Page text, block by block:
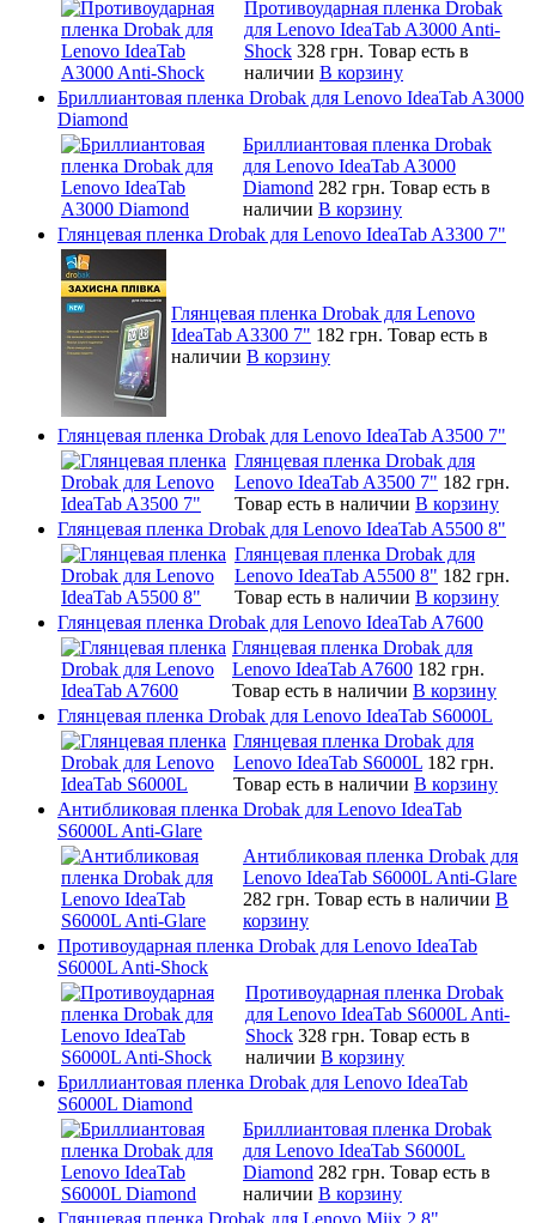
Противоударная пленка Drobak
для Lenovo IdeaTab A3000 Anti-
Shock 328 грн. Товар есть в
наличии В корзину
Бриллиантовая пленка Drobak для Lenovo IdeaTab A3000
Diamond
Бриллиантовая пленка Drobak
для Lenovo IdeaTab A3000
Diamond 282 грн. Товар есть в
наличии В корзину
Глянцевая пленка Drobak для Lenovo IdeaTab A3300 7"
Глянцевая пленка Drobak для Lenovo
IdeaTab A3300 7" 182 грн. Товар есть в
наличии В корзину
Глянцевая пленка Drobak для Lenovo IdeaTab A3500 7"
Глянцевая пленка Drobak для
Lenovo IdeaTab A3500 7" 182 грн.
Товар есть в наличии В корзину
Глянцевая пленка Drobak для Lenovo IdeaTab A5500 8"
Глянцевая пленка Drobak для
Lenovo IdeaTab A5500 8" 182 грн.
Товар есть в наличии В корзину
Глянцевая пленка Drobak для Lenovo IdeaTab A7600
Глянцевая пленка Drobak для
Lenovo IdeaTab A7600 182 грн.
Товар есть в наличии В корзину
Глянцевая пленка Drobak для Lenovo IdeaTab S6000L
Глянцевая пленка Drobak для
Lenovo IdeaTab S6000L 182 грн.
Товар есть в наличии В корзину
Антибликовая пленка Drobak для Lenovo IdeaTab
S6000L Anti-Glare
Антибликовая пленка Drobak для
Lenovo IdeaTab S6000L Anti-Glare
282 грн. Товар есть в наличии В
корзину
Противоударная пленка Drobak для Lenovo IdeaTab
S6000L Anti-Shock
Противоударная пленка Drobak
для Lenovo IdeaTab S6000L Anti-
Shock 328 грн. Товар есть в
наличии В корзину
Бриллиантовая пленка Drobak для Lenovo IdeaTab
S6000L Diamond
Бриллиантовая пленка Drobak
для Lenovo IdeaTab S6000L
Diamond 282 грн. Товар есть в
наличии В корзину
Глянцевая пленка Drobak для Lenovo Miix 2 8"